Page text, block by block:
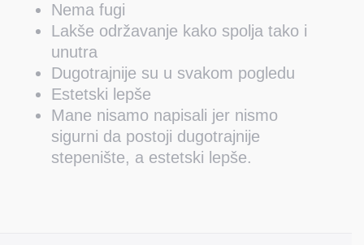
Nema fugi
Lakše održavanje kako spolja tako i
unutra
Dugotrajnije su u svakom pogledu
Estetski lepše
Mane nisamo napisali jer nismo
sigurni da postoji dugotrajnije
stepenište, a estetski lepše.